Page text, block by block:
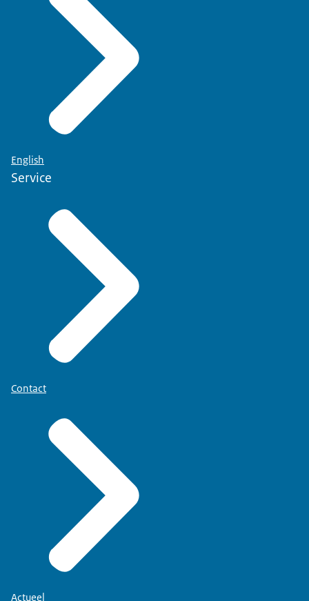
English
Service
Contact
Actueel